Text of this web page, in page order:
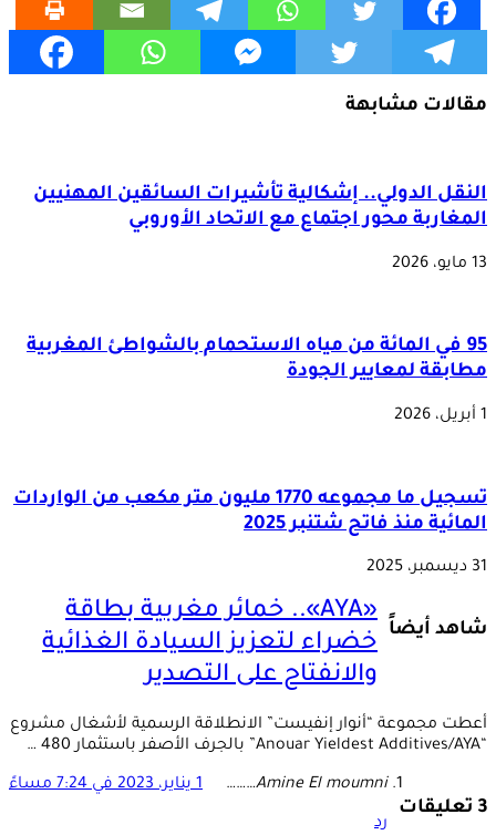
مقالات مشابهة
النقل الدولي.. إشكالية تأشيرات السائقين المهنيين
المغاربة محور اجتماع مع الاتحاد الأوروبي
13 مايو، 2026
95 في المائة من مياه الاستحمام بالشواطئ المغربية
مطابقة لمعايير الجودة
1 أبريل، 2026
تسجيل ما مجموعه 1770 مليون متر مكعب من الواردات
المائية منذ فاتح شتنبر 2025
31 ديسمبر، 2025
شاهد أيضاً
«AYA».. خمائر مغربية بطاقة
خضراء لتعزيز السيادة الغذائية
والانفتاح على التصدير
أعطت مجموعة “أنوار إنفيست” الانطلاقة الرسمية لأشغال مشروع
“Anouar Yieldest Additives/AYA” بالجرف الأصفر باستثمار 480 …
3 تعليقات
Amine El moumni 1 يناير، 2023 في 7:24 مساءً ………
رد